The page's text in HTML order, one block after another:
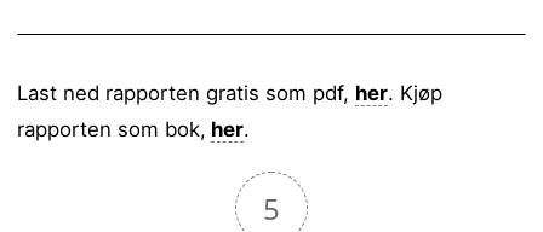
Last ned rapporten gratis som pdf, her. Kjøp
rapporten som bok, her.
5